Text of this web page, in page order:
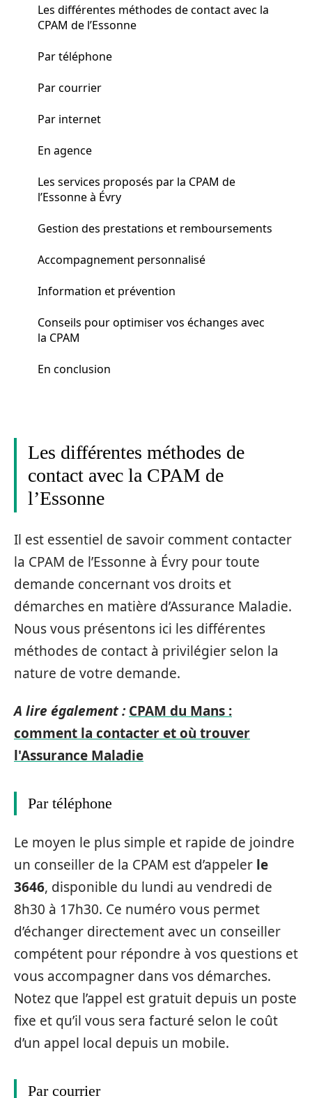
Les différentes méthodes de contact avec la
CPAM de l’Essonne
Par téléphone
Par courrier
Par internet
En agence
Les services proposés par la CPAM de
l’Essonne à Évry
Gestion des prestations et remboursements
Accompagnement personnalisé
Information et prévention
Conseils pour optimiser vos échanges avec
la CPAM
En conclusion
Les différentes méthodes de
contact avec la CPAM de
l’Essonne
Il est essentiel de savoir comment contacter
la CPAM de l’Essonne à Évry pour toute
demande concernant vos droits et
démarches en matière d’Assurance Maladie.
Nous vous présentons ici les différentes
méthodes de contact à privilégier selon la
nature de votre demande.
A lire également : CPAM du Mans :
comment la contacter et où trouver
l'Assurance Maladie
Par téléphone
Le moyen le plus simple et rapide de joindre
un conseiller de la CPAM est d’appeler le
3646, disponible du lundi au vendredi de
8h30 à 17h30. Ce numéro vous permet
d’échanger directement avec un conseiller
compétent pour répondre à vos questions et
vous accompagner dans vos démarches.
Notez que l’appel est gratuit depuis un poste
fixe et qu’il vous sera facturé selon le coût
d’un appel local depuis un mobile.
Par courrier